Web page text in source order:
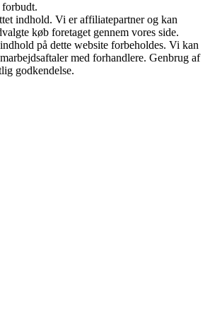
indhold. Vi er affiliatepartner og kan
køb foretaget gennem vores side.
på dette website forbeholdes. Vi kan
med forhandlere. Genbrug af
godkendelse.